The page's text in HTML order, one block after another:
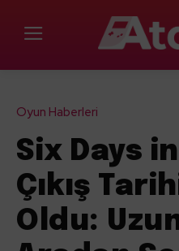
Oyun Haberleri
Six Days
Çıkış
Oldu: